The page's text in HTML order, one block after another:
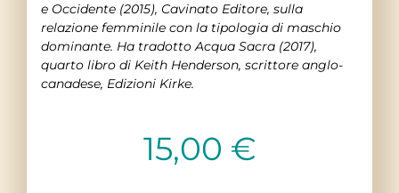
e Occidente (2015), Cavinato Editore, sulla
relazione femminile con la tipologia di maschio
dominante. Ha tradotto Acqua Sacra (2017),
quarto libro di Keith Henderson, scrittore anglo-
canadese, Edizioni Kirke.
15,00 €